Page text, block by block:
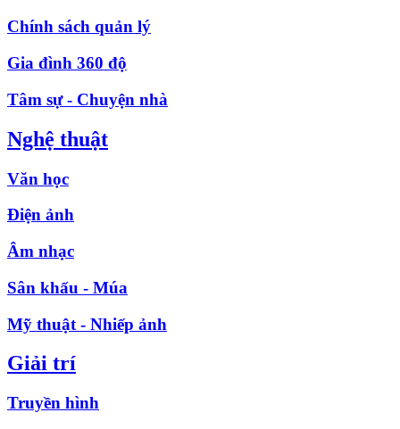
Chính sách quản lý
Gia đình 360 độ
Tâm sự - Chuyện nhà
Nghệ thuật
Văn học
Điện ảnh
Âm nhạc
Sân khấu - Múa
Mỹ thuật - Nhiếp ảnh
Giải trí
Truyền hình